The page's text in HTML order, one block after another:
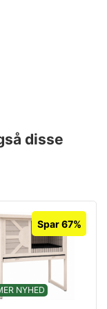
disse
NYHED
Spar 67%